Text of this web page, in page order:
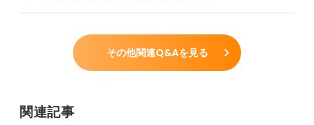
その他関連Q&Aを見る
関連記事